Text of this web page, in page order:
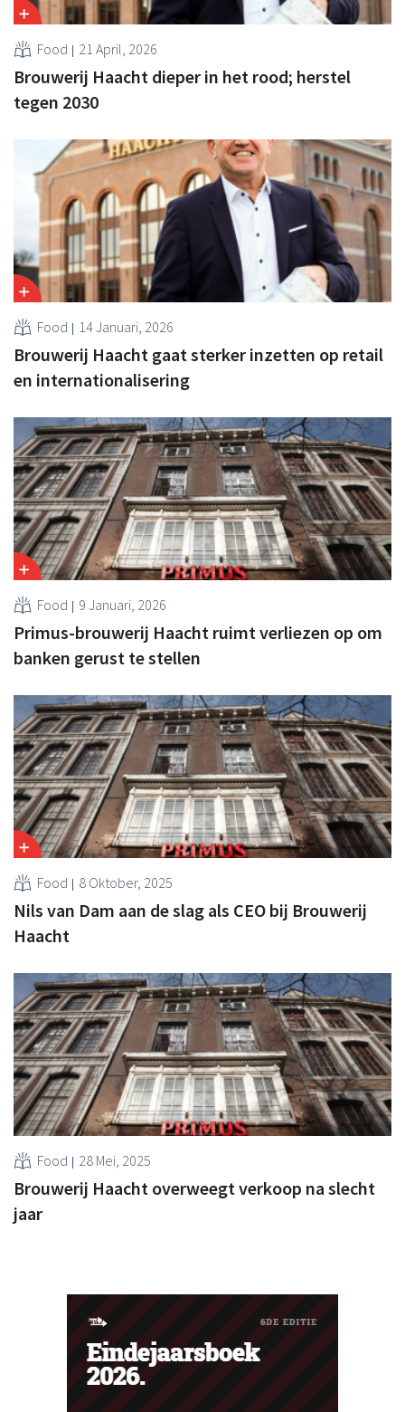
Food 21 April, 2026
Brouwerij Haacht dieper in het rood; herstel
tegen 2030
Food 14 Januari, 2026
Brouwerij Haacht gaat sterker inzetten op retail
en internationalisering
Food 9 Januari, 2026
Primus-brouwerij Haacht ruimt verliezen op om
banken gerust te stellen
Food 8 Oktober, 2025
Nils van Dam aan de slag als CEO bij Brouwerij
Haacht
Food 28 Mei, 2025
Brouwerij Haacht overweegt verkoop na slecht
jaar